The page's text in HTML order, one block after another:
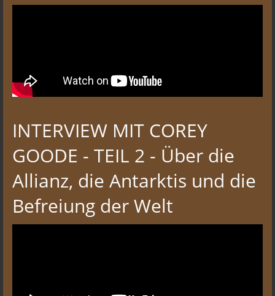
INTERVIEW MIT COREY
GOODE - TEIL 2 - Über die
Allianz, die Antarktis und die
Befreiung der Welt